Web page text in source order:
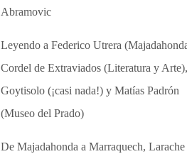
Abramovic
Leyendo a Federico Utrera
Cordel de Extraviados (Literatura y Arte),
Goytisolo (¡casi nada!) y Matías Padrón
(Museo del Prado)
De Majadahonda a Marraquech,